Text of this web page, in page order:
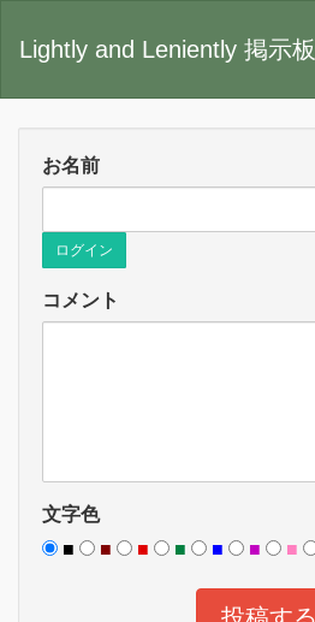
Lightly and Leniently 掲示板
お名前
ログイン
コメント
文字色
■
■ ■ ■ ■ ■ ■